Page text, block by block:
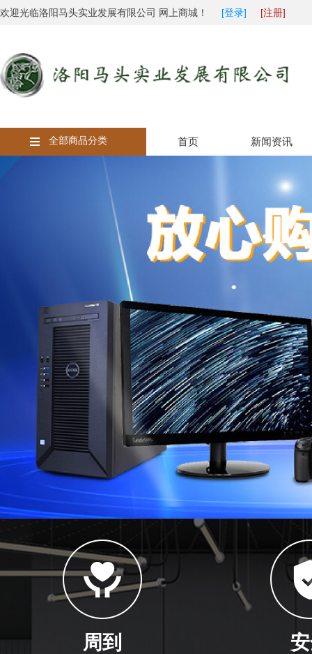
欢迎光临洛阳马头实业发展有限公司 网上商城！ [登录] [注册]
全部商品分类 首页 新闻资讯
周到